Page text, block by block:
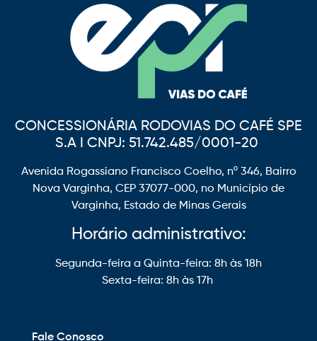
CONCESSIONÁRIA RODOVIAS DO CAFÉ SPE
S.A I CNPJ: 51.742.485/0001-20
Avenida Rogassiano Francisco Coelho, nº 346, Bairro
Nova Varginha, CEP 37077-000, no Município de
Varginha, Estado de Minas Gerais
Horário administrativo:
Segunda-feira a Quinta-feira: 8h às 18h
Sexta-feira: 8h às 17h
Fale Conosco